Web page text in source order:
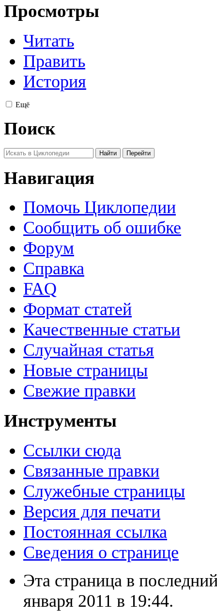
Просмотры
Читать
Править
История
Ещё
Поиск
Навигация
Помочь Циклопедии
Сообщить об ошибке
Форум
Справка
FAQ
Формат статей
Качественные статьи
Случайная статья
Новые страницы
Свежие правки
Инструменты
Ссылки сюда
Связанные правки
Служебные страницы
Версия для печати
Постоянная ссылка
Сведения о странице
Эта страница в
января 2011 в 19:44.